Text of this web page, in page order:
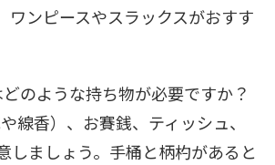
ワンピースやスラックスがおすす
のような持ち物が必要ですか？
線香）、お賽銭、ティッシュ、
しましょう。手桶と柄杓があると